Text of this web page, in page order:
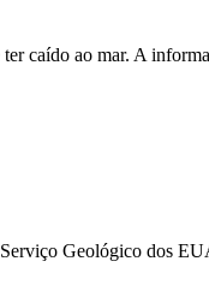
caído ao mar. A
Geológico dos